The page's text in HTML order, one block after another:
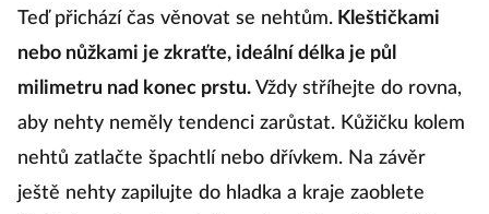
Teď přichází čas věnovat se nehtům. Kleštičkami
nebo nůžkami je zkraťte, ideální délka je půl
milimetru nad konec prstu. Vždy stříhejte do rovna,
aby nehty neměly tendenci zarůstat. Kůžičku kolem
nehtů zatlačte špachtlí nebo dřívkem. Na závěr
ještě nehty zapilujte do hladka a kraje zaoblete